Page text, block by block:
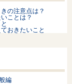
の注意点は？
ことは？
おきたいこと
編